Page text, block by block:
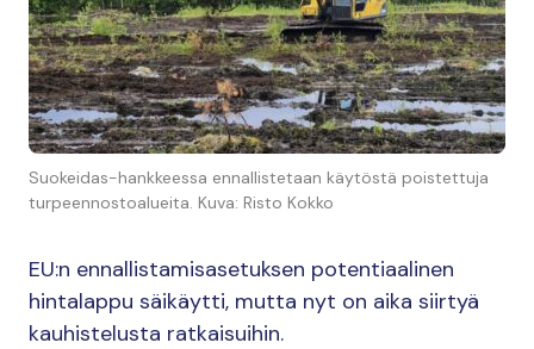
Suokeidas-hankkeessa ennallistetaan käytöstä poistettuja
turpeennostoalueita. Kuva: Risto Kokko
EU:n ennallistamisasetuksen potentiaalinen
hintalappu säikäytti, mutta nyt on aika siirtyä
kauhistelusta ratkaisuihin.